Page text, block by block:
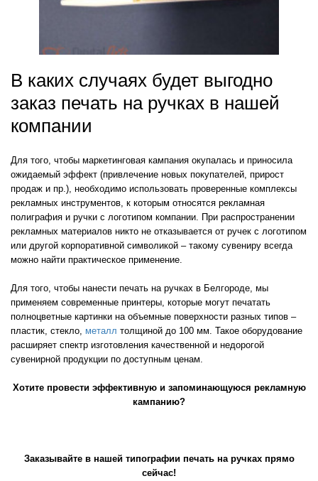
В каких случаях будет выгодно
заказ печать на ручках в нашей
компании
Для того, чтобы маркетинговая кампания окупалась и приносила
ожидаемый эффект (привлечение новых покупателей, прирост
продаж и пр.), необходимо использовать проверенные комплексы
рекламных инструментов, к которым относятся рекламная
полиграфия и ручки с логотипом компании. При распространении
рекламных материалов никто не отказывается от ручек с логотипом
или другой корпоративной символикой – такому сувениру всегда
можно найти практическое применение.
Для того, чтобы нанести печать на ручках в Белгороде, мы
применяем современные принтеры, которые могут печатать
полноцветные картинки на объемные поверхности разных типов –
пластик, стекло, металл толщиной до 100 мм. Такое оборудование
расширяет спектр изготовления качественной и недорогой
сувенирной продукции по доступным ценам.
Хотите провести эффективную и запоминающуюся рекламную
кампанию?
Заказывайте в нашей типографии печать на ручках прямо
сейчас!